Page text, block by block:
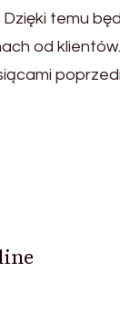
temu
od